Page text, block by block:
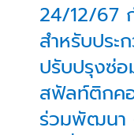
24/12/67
สำหรับประ
ปรับปรุงซ่อ
สฟัลท์ติกค
ร่วมพัฒนา